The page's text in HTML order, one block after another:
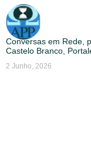
Conversas em Rede,
Castelo Branco,
2 Junho, 2026